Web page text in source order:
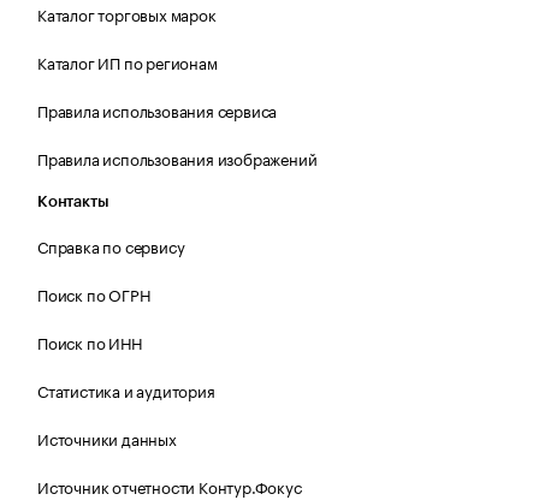
Каталог торговых марок
Каталог ИП по регионам
Правила использования сервиса
Правила использования изображений
Контакты
Справка по сервису
Поиск по ОГРН
Поиск по ИНН
Статистика и аудитория
Источники данных
Источник отчетности Контур.Фокус